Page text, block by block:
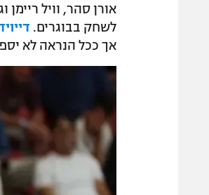
אורן סהר, וויל
לשחק בבוגרים.
אך ככל הנראה לא